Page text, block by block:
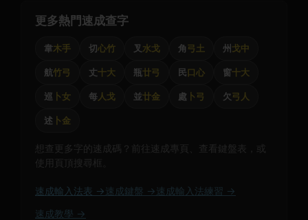
更多熱門速成查字
韋木手 切心竹 叉 水戈 角弓土 州 戈中
航竹弓 丈十大 瓶廿弓 民口心 窗十大
巡 卜女 每人戈 並廿金 處 卜弓 欠弓人
述 卜金
想查更多字的速成碼？前往速成專頁、查看鍵盤表，或
使用頁頂搜尋框。
速成輸入法表 → 速成鍵盤 → 速成輸入法練習 →
速成教學 →